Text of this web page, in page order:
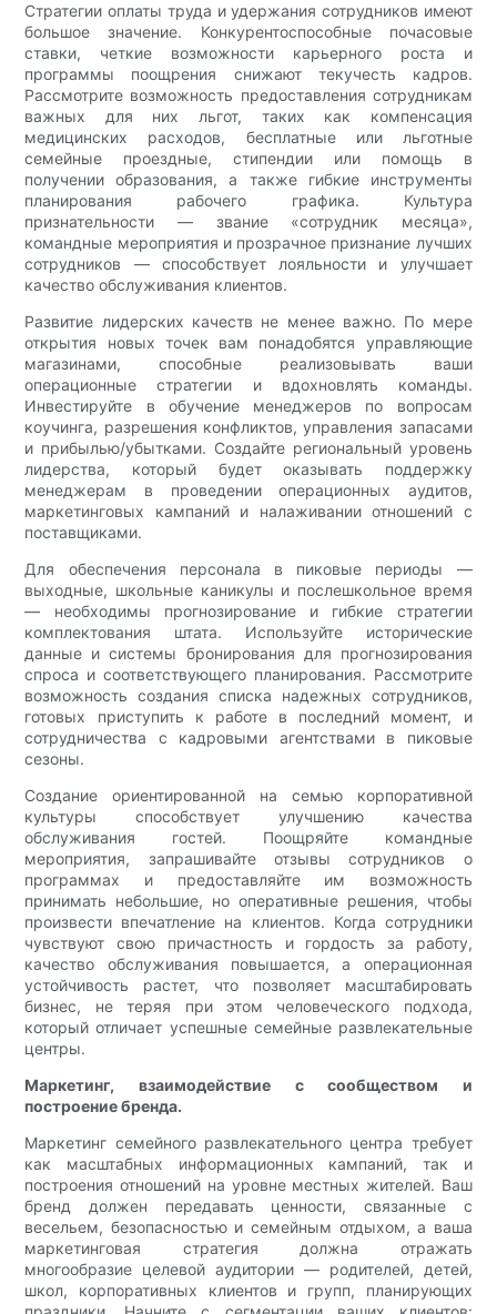
Стратегии оплаты труда и удержания сотрудников имеют
большое значение. Конкурентоспособные почасовые
ставки, четкие возможности карьерного роста и
программы поощрения снижают текучесть кадров.
Рассмотрите возможность предоставления сотрудникам
важных для них льгот, таких как компенсация
медицинских расходов, бесплатные или льготные
семейные проездные, стипендии или помощь в
получении образования, а также гибкие инструменты
планирования рабочего графика. Культура
признательности — звание «сотрудник месяца»,
командные мероприятия и прозрачное признание лучших
сотрудников — способствует лояльности и улучшает
качество обслуживания клиентов.
Развитие лидерских качеств не менее важно. По мере
открытия новых точек вам понадобятся управляющие
магазинами, способные реализовывать ваши
операционные стратегии и вдохновлять команды.
Инвестируйте в обучение менеджеров по вопросам
коучинга, разрешения конфликтов, управления запасами
и прибылью/убытками. Создайте региональный уровень
лидерства, который будет оказывать поддержку
менеджерам в проведении операционных аудитов,
маркетинговых кампаний и налаживании отношений с
поставщиками.
Для обеспечения персонала в пиковые периоды —
выходные, школьные каникулы и послешкольное время
— необходимы прогнозирование и гибкие стратегии
комплектования штата. Используйте исторические
данные и системы бронирования для прогнозирования
спроса и соответствующего планирования. Рассмотрите
возможность создания списка надежных сотрудников,
готовых приступить к работе в последний момент, и
сотрудничества с кадровыми агентствами в пиковые
сезоны.
Создание ориентированной на семью корпоративной
культуры способствует улучшению качества
обслуживания гостей. Поощряйте командные
мероприятия, запрашивайте отзывы сотрудников о
программах и предоставляйте им возможность
принимать небольшие, но оперативные решения, чтобы
произвести впечатление на клиентов. Когда сотрудники
чувствуют свою причастность и гордость за работу,
качество обслуживания повышается, а операционная
устойчивость растет, что позволяет масштабировать
бизнес, не теряя при этом человеческого подхода,
который отличает успешные семейные развлекательные
центры.
Маркетинг, взаимодействие с сообществом и
построение бренда.
Маркетинг семейного развлекательного центра требует
как масштабных информационных кампаний, так и
построения отношений на уровне местных жителей. Ваш
бренд должен передавать ценности, связанные с
весельем, безопасностью и семейным отдыхом, а ваша
маркетинговая стратегия должна отражать
многообразие целевой аудитории — родителей, детей,
школ, корпоративных клиентов и групп, планирующих